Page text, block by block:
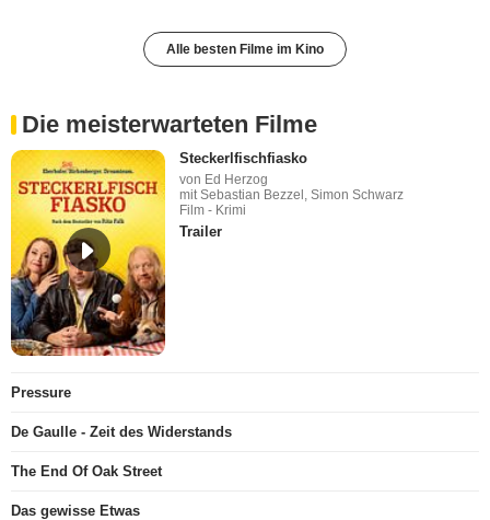
Alle besten Filme im Kino
Die meisterwarteten Filme
Steckerlfischfiasko
von Ed Herzog
mit Sebastian Bezzel, Simon Schwarz
Film - Krimi
Trailer
Pressure
De Gaulle - Zeit des Widerstands
The End Of Oak Street
Das gewisse Etwas